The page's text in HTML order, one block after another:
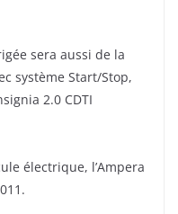
sera aussi de la
système Start/Stop,
2.0 CDTI
électrique, l’Ampera